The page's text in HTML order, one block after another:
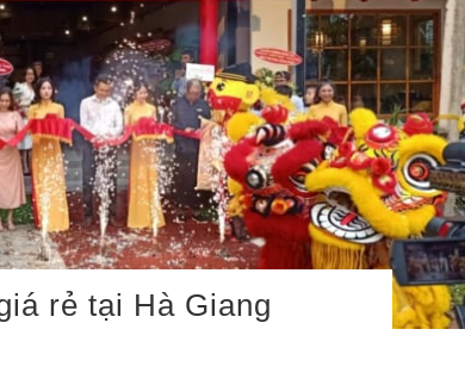
rẻ tại Hà Giang